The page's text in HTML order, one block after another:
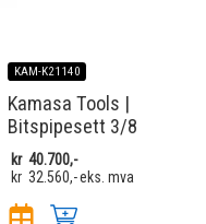
KAM-K21140
Kamasa Tools |
Bitspipesett 3/8
kr 40.700,-
kr 32.560,-eks. mva